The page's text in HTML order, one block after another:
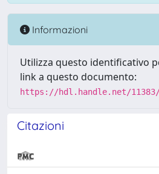
Informazioni
Utilizza questo identificativo
link a questo documento:
https://hdl.handle.net/11383/
Citazioni